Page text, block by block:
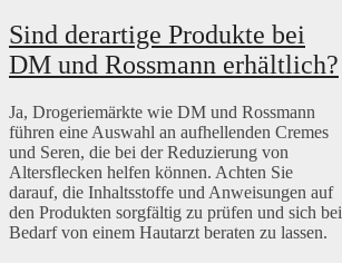
Sind derartige Produkte bei
DM und Rossmann erhältlich?
Ja, Drogeriemärkte wie DM und Rossmann
führen eine Auswahl an aufhellenden Cremes
und Seren, die bei der Reduzierung von
Altersflecken helfen können. Achten Sie
darauf, die Inhaltsstoffe und Anweisungen auf
den Produkten sorgfältig zu prüfen und sich bei
Bedarf von einem Hautarzt beraten zu lassen.